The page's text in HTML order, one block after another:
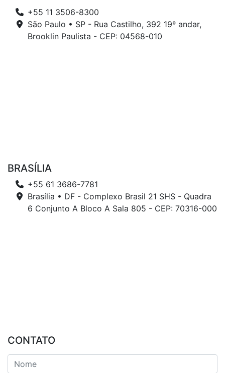
+55 11 3506-8300
São Paulo • SP - Rua Castilho, 392 19º andar,
Brooklin Paulista - CEP: 04568-010
BRASÍLIA
+55 61 3686-7781
Brasília • DF - Complexo Brasil 21 SHS - Quadra
6 Conjunto A Bloco A Sala 805 - CEP: 70316-000
CONTATO